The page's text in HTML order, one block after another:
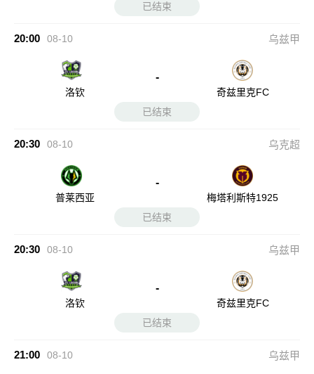
已结束
20:00 08-10 乌兹甲
洛钦
-
奇兹里克FC
已结束
20:30 08-10 乌克超
普莱西亚
-
梅塔利斯特1925
已结束
20:30 08-10 乌兹甲
洛钦
-
奇兹里克FC
已结束
21:00 08-10 乌兹甲